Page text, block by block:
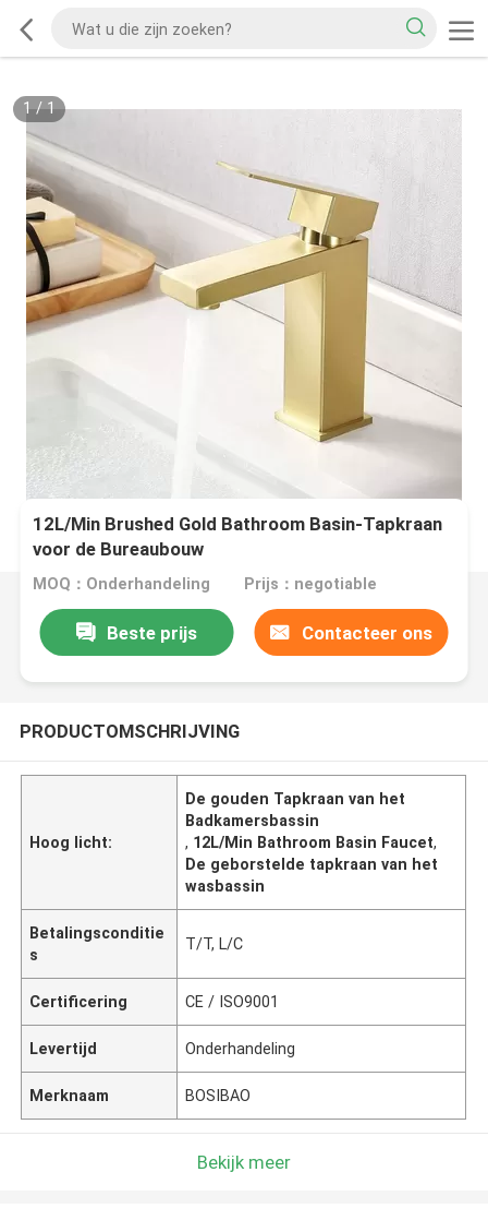
1/1
12L/Min Brushed Gold Bathroom Basin-Tapkraan
voor de Bureaubouw
MOQ：Onderhandeling Prijs：negotiable
Beste prijs Contacteer ons
PRODUCTOMSCHRIJVING
Hoog licht:
De gouden Tapkraan van het
Badkamersbassin
, 12L/Min Bathroom Basin Faucet,
De geborstelde tapkraan van het
wasbassin
Betalingsconditie
s
T/T, L/C
Certificering CE / ISO9001
Levertijd Onderhandeling
Merknaam BOSIBAO
Bekijk meer